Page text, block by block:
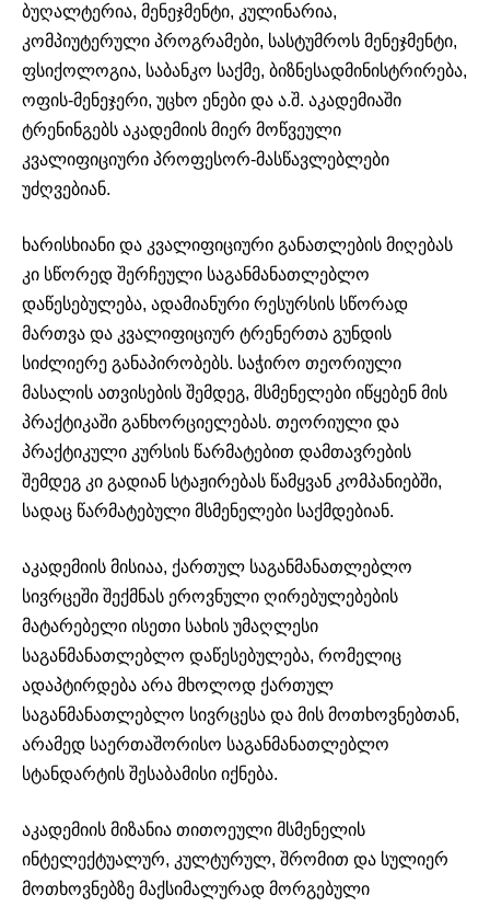
ბუღალტერია, მენეჯმენტი, კულინარია,
კომპიუტერული პროგრამები, სასტუმროს მენეჯმენტი,
ფსიქოლოგია, საბანკო საქმე, ბიზნესადმინისტრირება,
ოფის-მენეჯერი, უცხო ენები და ა.შ. აკადემიაში
ტრენინგებს აკადემიის მიერ მოწვეული
კვალიფიციური პროფესორ-მასწავლებლები
უძღვებიან.
ხარისხიანი და კვალიფიციური განათლების მიღებას
კი სწორედ შერჩეული საგანმანათლებლო
დაწესებულება, ადამიანური რესურსის სწორად
მართვა და კვალიფიციურ ტრენერთა გუნდის
სიძლიერე განაპირობებს. საჭირო თეორიული
მასალის ათვისების შემდეგ, მსმენელები იწყებენ მის
პრაქტიკაში განხორციელებას. თეორიული და
პრაქტიკული კურსის წარმატებით დამთავრების
შემდეგ კი გადიან სტაჟირებას წამყვან კომპანიებში,
სადაც წარმატებული მსმენელები საქმდებიან.
აკადემიის მისიაა, ქართულ საგანმანათლებლო
სივრცეში შექმნას ეროვნული ღირებულებების
მატარებელი ისეთი სახის უმაღლესი
საგანმანათლებლო დაწესებულება, რომელიც
ადაპტირდება არა მხოლოდ ქართულ
საგანმანათლებლო სივრცესა და მის მოთხოვნებთან,
არამედ საერთაშორისო საგანმანათლებლო
სტანდარტის შესაბამისი იქნება.
აკადემიის მიზანია თითოეული მსმენელის
ინტელექტუალურ, კულტურულ, შრომით და სულიერ
მოთხოვნებზე მაქსიმალურად მორგებული